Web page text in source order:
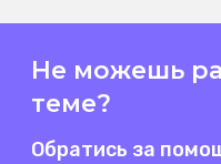
Не можешь
теме?
Обратись за